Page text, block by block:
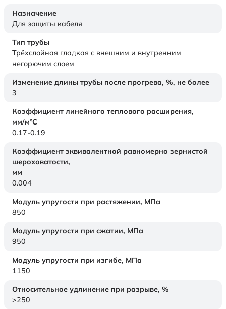
Назначение
Для защиты кабеля
Тип трубы
Трёхслойная гладкая с внешним и внутренним
негорючим слоем
Изменение длины трубы после прогрева, %, не более
3
Коэффициент линейного теплового расширения,
мм/м°С
0.17-0.19
Коэффициент эквивалентной равномерно зернистой
шероховатости,
мм
0.004
Модуль упругости при растяжении, МПа
850
Модуль упругости при сжатии, МПа
950
Модуль упругости при изгибе, МПа
1150
Относительное удлинение при разрыве, %
>250